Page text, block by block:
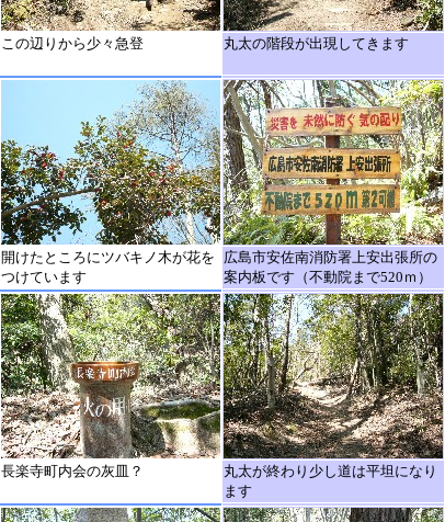
この辺りから少々急登 丸太の階段が出現してきます
開けたところにツバキノ木が花を
つけています
広島市安佐南消防署上安出張所の
案内板です（不動院まで520ｍ）
長楽寺町内会の灰皿？
丸太が終わり少し道は平坦になり
ます